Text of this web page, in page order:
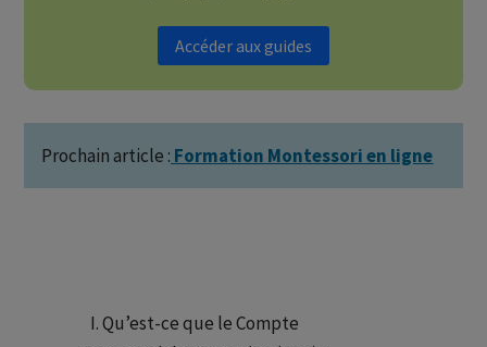
Accéder aux guides
Prochain article : Formation Montessori en ligne
I. Qu’est-ce que le Compte